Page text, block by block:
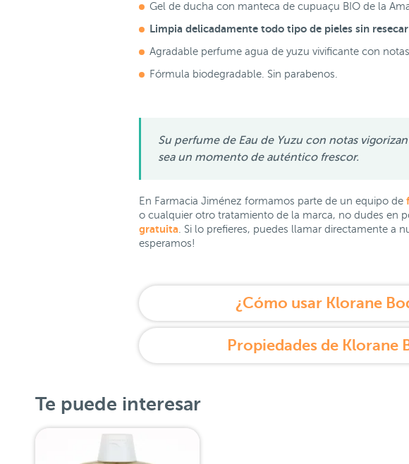
Gel de ducha con manteca de cupuaçu BIO de la
Limpia delicadamente todo tipo de pieles sin
Agradable perfume agua de yuzu vivificante con
Fórmula biodegradable. Sin parabenos.
Su perfume de Eau de Yuzu con notas
sea un momento de auténtico frescor.
En Farmacia Jiménez formamos parte de un equipo de
o cualquier otro tratamiento de la marca, no dudes en
gratuita . Si lo prefieres, puedes llamar directamente a
esperamos!
¿Cómo usar Klorane
Propiedades de Klorane
Te puede interesar